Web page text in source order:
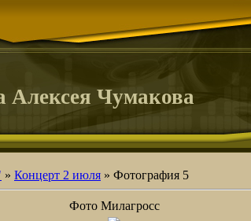
Алексея Чумакова
» Концерт 2 июля » Фотография 5
Фото Милагросс